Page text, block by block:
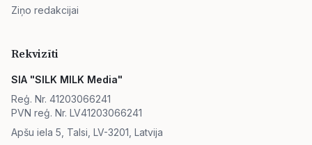
Ziņo redakcijai
Rekvizīti
SIA "SILK MILK Media"
Reģ. Nr. 41203066241
PVN reģ. Nr. LV41203066241
Apšu iela 5, Talsi, LV-3201, Latvija